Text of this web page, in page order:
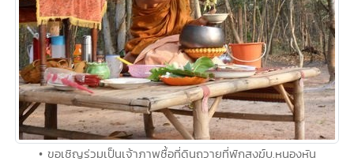
• ขอเชิญร่วมเป็นเจ้าภาพซื้อที่ดินถวายที่พักสงฆ์บ.หนองหัน